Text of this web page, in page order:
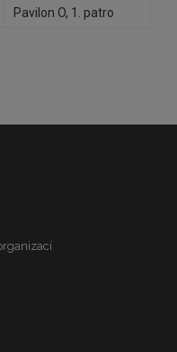
Pavilon O, 1. patro